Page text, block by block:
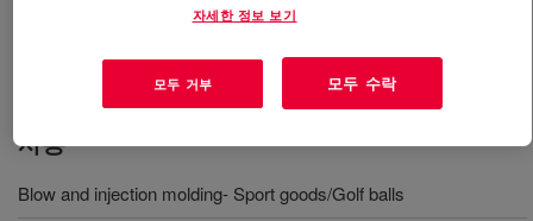
applications with versatile processing options; from
extrusion to blow and injection molding.
사용
Blow and injection molding- Sport goods/Golf balls
자세한 정보 보기
모두 거부 모두 수락